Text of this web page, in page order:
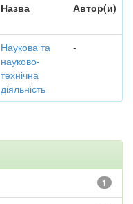
Назва Автор(и)
Наукова та
науково-
технічна
діяльність
-
1